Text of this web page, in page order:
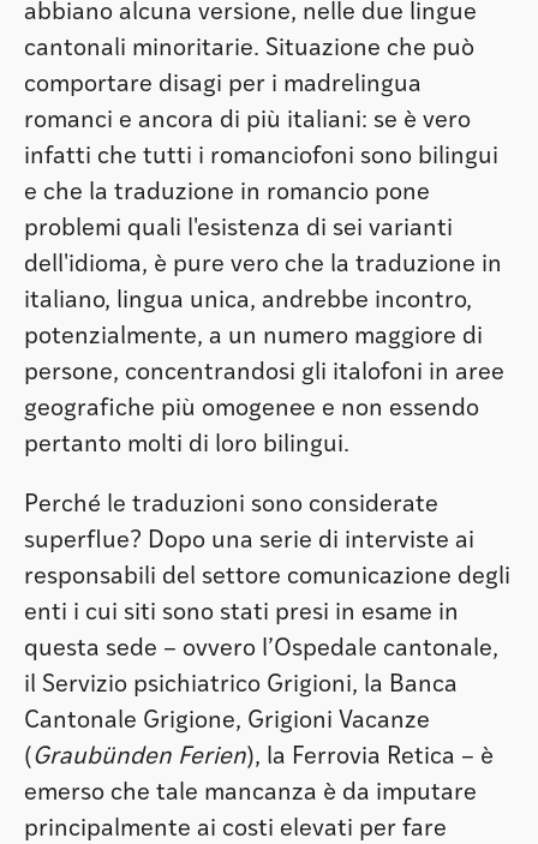
abbiano alcuna versione, nelle due lingue
cantonali minoritarie. Situazione che può
comportare disagi per i madrelingua
romanci e ancora di più italiani: se è vero
infatti che tutti i romanciofoni sono bilingui
e che la traduzione in romancio pone
problemi quali l'esistenza di sei varianti
dell'idioma, è pure vero che la traduzione in
italiano, lingua unica, andrebbe incontro,
potenzialmente, a un numero maggiore di
persone, concentrandosi gli italofoni in aree
geografiche più omogenee e non essendo
pertanto molti di loro bilingui.
Perché le traduzioni sono considerate
superflue? Dopo una serie di interviste ai
responsabili del settore comunicazione degli
enti i cui siti sono stati presi in esame in
questa sede – ovvero l’Ospedale cantonale,
il Servizio psichiatrico Grigioni, la Banca
Cantonale Grigione, Grigioni Vacanze
( Graubünden Ferien), la Ferrovia Retica – è
emerso che tale mancanza è da imputare
principalmente ai costi elevati per fare